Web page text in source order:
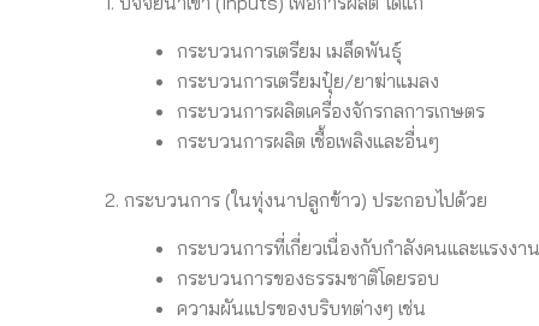
กระบวนการเตรียม เมล็ดพันธุ์
กระบวนการเตรียมปุ๋ย/ยาฆ่าแมลง
กระบวนการผลิตเครื่องจักรกลการเกษตร
กระบวนการผลิต เชื้อเพลิงและอื่นๆ
2. กระบวนการ (ในทุ่งนาปลูกข้าว) ประกอบไปด้วย
กระบวนการที่เกี่ยวเนื่องกับกำลังคนและแรงงาน
กระบวนการของธรรมชาติโดยรอบ
ความผันแปรของบริบทต่างๆ เช่น